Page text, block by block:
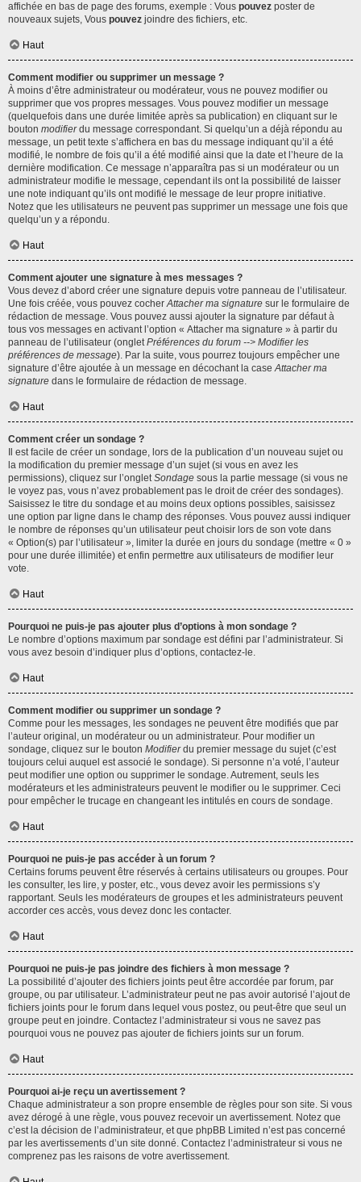
affichée en bas de page des forums, exemple : Vous pouvez poster de
nouveaux sujets, Vous pouvez joindre des fichiers, etc.
Haut
Comment modifier ou supprimer un message ?
À moins d’être administrateur ou modérateur, vous ne pouvez modifier ou
supprimer que vos propres messages. Vous pouvez modifier un message
(quelquefois dans une durée limitée après sa publication) en cliquant sur le
bouton modifierdu message correspondant. Si quelqu’un a déjà répondu au
message, un petit texte s’affichera en bas du message indiquant qu’il a été
modifié, le nombre de fois qu’il a été modifié ainsi que la date et l’heure de la
dernière modification. Ce message n’apparaîtra pas si un modérateur ou un
administrateur modifie le message, cependant ils ont la possibilité de laisser
une note indiquant qu’ils ont modifié le message de leur propre initiative.
Notez que les utilisateurs ne peuvent pas supprimer un message une fois que
quelqu’un y a répondu.
Haut
Comment ajouter une signature à mes messages ?
Vous devez d’abord créer une signature depuis votre panneau de l’utilisateur.
Une fois créée, vous pouvez cocherAttacher ma signature sur le formulaire de
rédaction de message. Vous pouvez aussi ajouter la signature par défaut à
tous vos messages en activant l’option « Attacher ma signature » à partir du
panneau de l’utilisateur (ongletPréférences du forum --> Modifier les
préférences de message). Par la suite, vous pourrez toujours empêcher une
signature d’être ajoutée à un message en décochant la caseAttacher ma
signature dans le formulaire de rédaction de message.
Haut
Comment créer un sondage ?
Il est facile de créer un sondage, lors de la publication d’un nouveau sujet ou
la modification du premier message d’un sujet (si vous en avez les
permissions), cliquez sur l’ongletSondage sous la partie message (si vous ne
le voyez pas, vous n’avez probablement pas le droit de créer des sondages).
Saisissez le titre du sondage et au moins deux options possibles, saisissez
une option par ligne dans le champ des réponses. Vous pouvez aussi indiquer
le nombre de réponses qu’un utilisateur peut choisir lors de son vote dans
« Option(s) par l’utilisateur », limiter la durée en jours du sondage (mettre « 0 »
pour une durée illimitée) et enfin permettre aux utilisateurs de modifier leur
vote.
Haut
Pourquoi ne puis-je pas ajouter plus d’options à mon sondage ?
Le nombre d’options maximum par sondage est défini par l’administrateur. Si
vous avez besoin d’indiquer plus d’options, contactez-le.
Haut
Comment modifier ou supprimer un sondage ?
Comme pour les messages, les sondages ne peuvent être modifiés que par
l’auteur original, un modérateur ou un administrateur. Pour modifier un
sondage, cliquez sur le bouton Modifierdu premier message du sujet (c’est
toujours celui auquel est associé le sondage). Si personne n’a voté, l’auteur
peut modifier une option ou supprimer le sondage. Autrement, seuls les
modérateurs et les administrateurs peuvent le modifier ou le supprimer. Ceci
pour empêcher le trucage en changeant les intitulés en cours de sondage.
Haut
Pourquoi ne puis-je pas accéder à un forum ?
Certains forums peuvent être réservés à certains utilisateurs ou groupes. Pour
les consulter, les lire, y poster, etc., vous devez avoir les permissions s’y
rapportant. Seuls les modérateurs de groupes et les administrateurs peuvent
accorder ces accès, vous devez donc les contacter.
Haut
Pourquoi ne puis-je pas joindre des fichiers à mon message ?
La possibilité d’ajouter des fichiers joints peut être accordée par forum, par
groupe, ou par utilisateur. L’administrateur peut ne pas avoir autorisé l’ajout de
fichiers joints pour le forum dans lequel vous postez, ou peut-être que seul un
groupe peut en joindre. Contactez l’administrateur si vous ne savez pas
pourquoi vous ne pouvez pas ajouter de fichiers joints sur un forum.
Haut
Pourquoi ai-je reçu un avertissement ?
Chaque administrateur a son propre ensemble de règles pour son site. Si vous
avez dérogé à une règle, vous pouvez recevoir un avertissement. Notez que
c’est la décision de l’administrateur, et que phpBB Limited n’est pas concerné
par les avertissements d’un site donné. Contactez l’administrateur si vous ne
comprenez pas les raisons de votre avertissement.